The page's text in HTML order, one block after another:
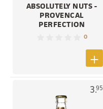
ABSOLUTELY NUTS -
PROVENCAL
PERFECTION
0
3.95